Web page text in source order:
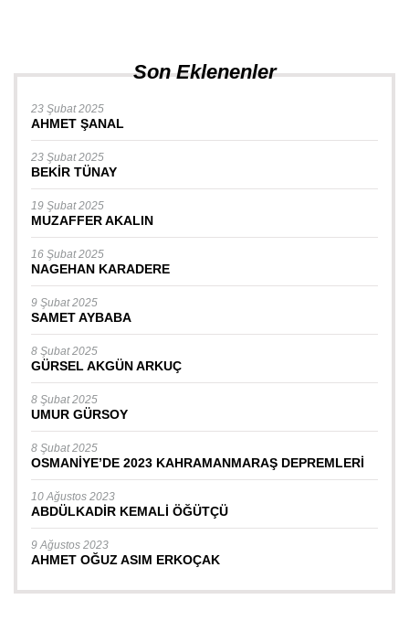
Son Eklenenler
23 Şubat 2025
AHMET ŞANAL
23 Şubat 2025
BEKİR TÜNAY
19 Şubat 2025
MUZAFFER AKALIN
16 Şubat 2025
NAGEHAN KARADERE
9 Şubat 2025
SAMET AYBABA
8 Şubat 2025
GÜRSEL AKGÜN ARKUÇ
8 Şubat 2025
UMUR GÜRSOY
8 Şubat 2025
OSMANİYE’DE 2023 KAHRAMANMARAŞ DEPREMLERİ
10 Ağustos 2023
ABDÜLKADİR KEMALİ ÖĞÜTÇÜ
9 Ağustos 2023
AHMET OĞUZ ASIM ERKOÇAK